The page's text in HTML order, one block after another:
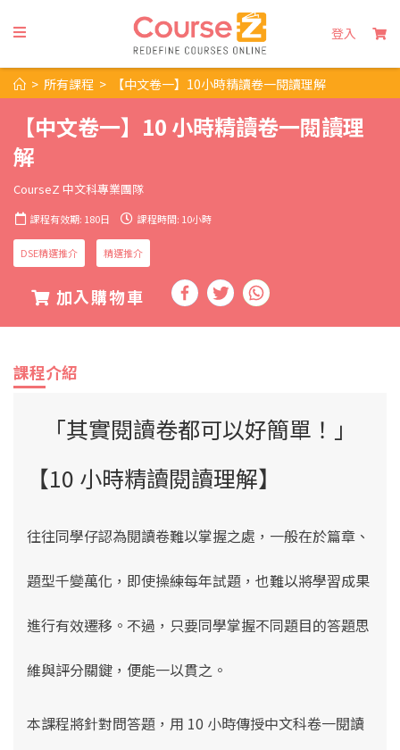
登入
> 所有課程 > 【中文卷一】10小時精讀卷一閱讀理解
【中文卷一】10 小時精讀卷一閱讀理
解
CourseZ 中文科專業團隊
課程有效期: 180日 課程時間: 10小時
DSE精選推介 精選推介
加入購物車
課程介紹
「其實閱讀卷都可以好簡單！」
【10 小時精讀閱讀理解】
往往同學仔認為閱讀卷難以掌握之處，一般在於篇章、
題型千變萬化，即使操練每年試題，也難以將學習成果
進行有效遷移。不過，只要同學掌握不同題目的答題思
維與評分關鍵，便能一以貫之。
本課程將針對問答題， 用 10 小時傳授中文科卷一閱讀